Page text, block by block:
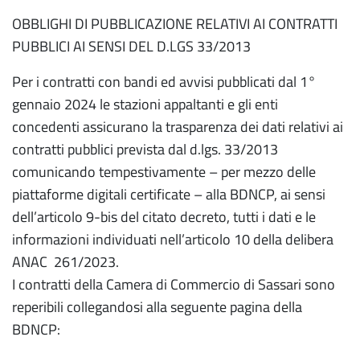
OBBLIGHI DI PUBBLICAZIONE RELATIVI AI CONTRATTI
PUBBLICI AI SENSI DEL D.LGS 33/2013
Per i contratti con bandi ed avvisi pubblicati dal 1°
gennaio 2024 le stazioni appaltanti e gli enti
concedenti assicurano la trasparenza dei dati relativi ai
contratti pubblici prevista dal d.lgs. 33/2013
comunicando tempestivamente – per mezzo delle
piattaforme digitali certificate – alla BDNCP, ai sensi
dell’articolo 9-bis del citato decreto, tutti i dati e le
informazioni individuati nell’articolo 10 della delibera
ANAC 261/2023.
I contratti della Camera di Commercio di Sassari sono
reperibili collegandosi alla seguente pagina della
BDNCP: